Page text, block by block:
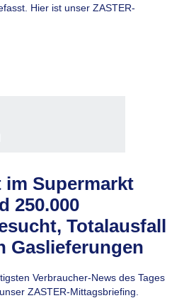
Hier ist unser ZASTER-
Supermarkt
250.000
Totalausfall
Gaslieferungen
Verbraucher-News des Tages
ZASTER-Mittagsbriefing.